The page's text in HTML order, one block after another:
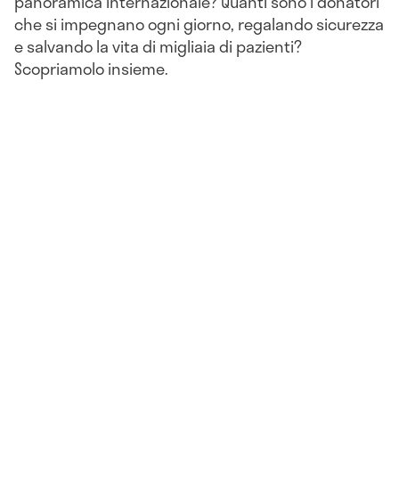
che si impegnano ogni giorno, regalando sicurezza
e salvando la vita di migliaia di pazienti?
Scopriamolo insieme.